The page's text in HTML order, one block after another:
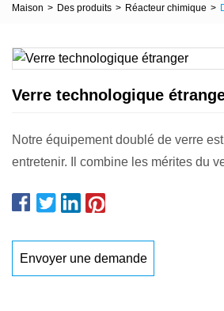
Maison > Des produits > Réacteur chimique >
Verre technologique
Notre équipement doublé de verre
entretenir. Il combine les mérites du
Envoyer une demande